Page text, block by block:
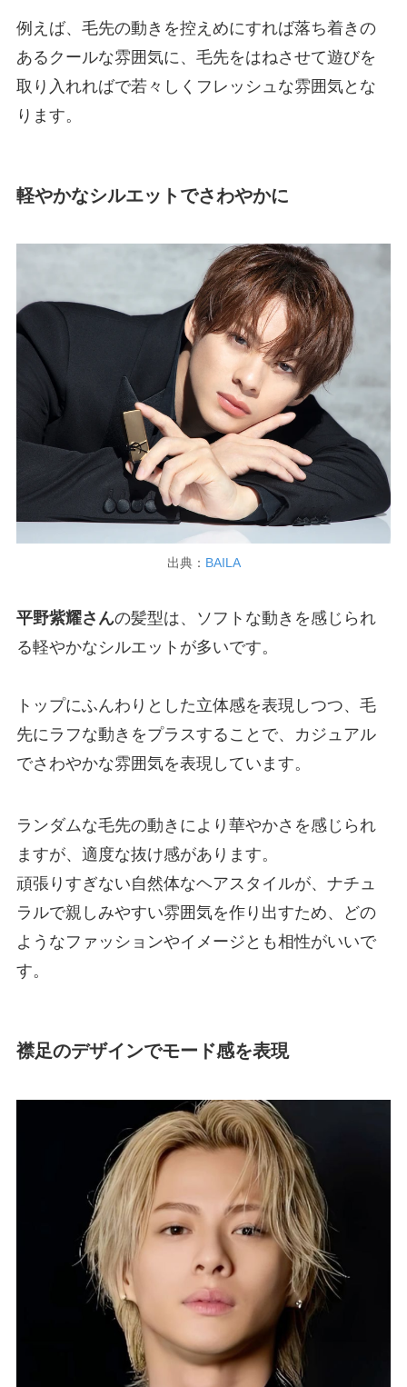
例えば、毛先の動きを控えめにすれば落ち着きの
あるクールな雰囲気に、毛先をはねさせて遊びを
取り入れればで若々しくフレッシュな雰囲気とな
ります。
軽やかなシルエットでさわやかに
出典： BAILA
平野紫耀さんの髪型は、ソフトな動きを感じられ
る軽やかなシルエットが多いです。
トップにふんわりとした立体感を表現しつつ、毛
先にラフな動きをプラスすることで、カジュアル
でさわやかな雰囲気を表現しています。
ランダムな毛先の動きにより華やかさを感じられ
ますが、適度な抜け感があります。
頑張りすぎない自然体なヘアスタイルが、ナチュ
ラルで親しみやすい雰囲気を作り出すため、どの
ようなファッションやイメージとも相性がいいで
す。
襟足のデザインでモード感を表現